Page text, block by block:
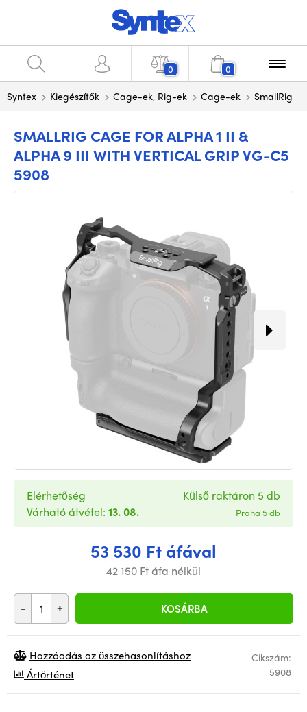
0 0
Syntex Kiegészítők Cage-ek, Rig-ek Cage-ek SmallRig
SMALLRIG CAGE FOR ALPHA 1 II &
ALPHA 9 III WITH VERTICAL GRIP VG-C5
5908
53 530 Ft áfával
42 150 Ft áfa nélkül
- + KOSÁRBA
Elérhetőség
Várható átvétel: 13. 08.
Külső raktáron 5 db
Praha 5 db
Cikszám:
5908
Hozzáadás az összehasonlításhoz
Ártörténet